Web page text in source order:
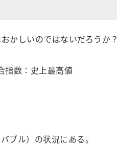
かしいのではないだろうか？
指数：史上最高値
ブル）の状況にある。